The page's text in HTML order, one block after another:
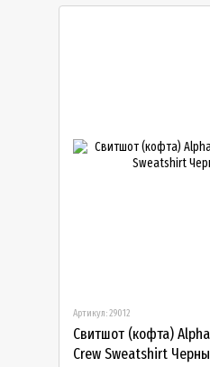
Артикул: 29012
Свитшот (кофта)
Crew Sweatshirt